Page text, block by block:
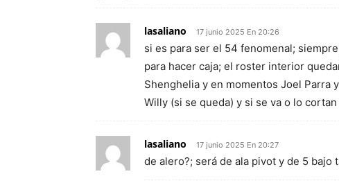
lasaliano 17 junio 2025 En 20:26
si es para ser el 54 fenomenal;
para hacer caja; el roster interior
Shenghelia y en momentos Joel Parra
Willy (si se queda) y si se va o lo cortan
lasaliano 17 junio 2025 En 20:27
de alero?; será de ala pivot y de 5 bajo